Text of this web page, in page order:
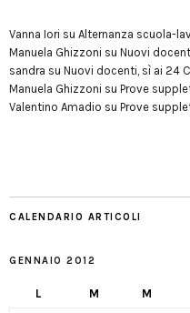
Vanna Iori su Alternanza scuola-
Manuela Ghizzoni su Nuovi
sandra su Nuovi docenti, sì ai 24
Manuela Ghizzoni su Prove
Valentino Amadio su Prove
CALENDARIO ARTICOLI
GENNAIO 2012
L M M